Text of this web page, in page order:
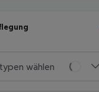
wählen